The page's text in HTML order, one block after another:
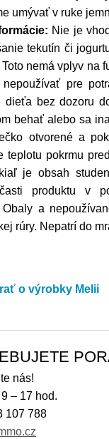
umývať v ruke
Nie je
tekutín či
nemá vplyv na
pre
dieťa bez dozoru
behať alebo sa
otvorené a
teplotu pokrmu
je obsah
produktu v
a
rúry. Nepatrí do
o výrobky Melii
nás!
– 17 hod.
107 788